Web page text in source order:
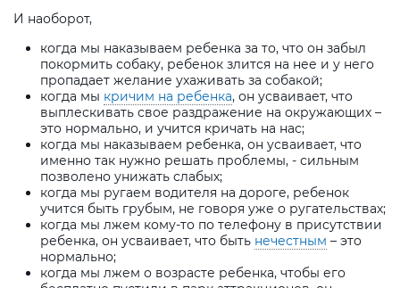
И наоборот,
когда мы наказываем ребенка за то, что он забыл
покормить собаку, ребенок злится на нее и у него
пропадает желание ухаживать за собакой;
когда мы кричим на ребенка, он усваивает, что
выплескивать свое раздражение на окружающих –
это нормально, и учится кричать на нас;
когда мы наказываем ребенка, он усваивает, что
именно так нужно решать проблемы, - сильным
позволено унижать слабых;
когда мы ругаем водителя на дороге, ребенок
учится быть грубым, не говоря уже о ругательствах;
когда мы лжем кому-то по телефону в присутствии
ребенка, он усваивает, что быть нечестным – это
нормально;
когда мы лжем о возрасте ребенка, чтобы его